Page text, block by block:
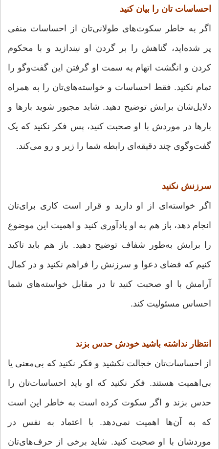
احساسات تان را بیان کنید
اگر به خاطر سکوت‌های طولانی‌تان از احساسات منفی
پر شده‌اید، گناهش را بر گردن او نیندازید و با محکوم
کردن و انگشت اتهام به سمت او گرفتن این گفت‌وگو را
تمام نکنید. فقط احساسات و خواسته‌های‌تان را به همراه
دلایل‌شان برایش توضیح دهید. شاید مجبور شوید بارها و
بارها در موردش با او صحبت کنید، پس فکر نکنید که یک
گفت‌وگوی چند دقیقه‌ای رابطه شما را زیر و رو می‌کند.
سرزنش نکنید
اگر خواسته‌ای از او دارید و قرار است کاری برای‌تان
انجام دهد، باز هم به او یادآوری کنید و اهمیت این موضوع
را برایش به‌طور شفاف توضیح دهید. باز هم باید تاکید
کنیم که فضای دعوا و سرزنش را فراهم نکنید و در کمال
آرامش با او صحبت کنید تا در مقابل خواسته‌های شما
احساس مسئولیت کند.
انتظار نداشته باشید خودش حدس بزند
از احساسات‌تان خجالت نکشید و فکر نکنید که بی‌معنی یا
بی‌اهمیت هستند. فکر نکنید که او باید احساسات‌تان را
حدس بزند و اگر سکوت کرده است به خاطر این است
که به آن‌ها اهمیت نمی‌دهد. با اعتماد به نفس در
موردشان با او صحبت کنید. شاید برخی از حرف‌ها‌ی‌تان